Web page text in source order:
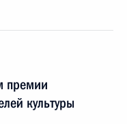
премии
культуры